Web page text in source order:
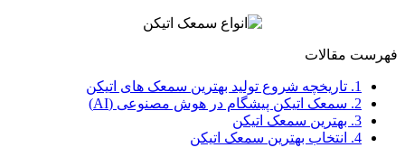
فهرست مقالات
1. تاریخچه شروع تولید بهترین سمعک های اتیکن
2. سمعک اتیکن پیشگام در هوش مصنوعی (AI)
3. بهترین سمعک اتیکن
4.
انتخاب بهترین سمعک اتیکن